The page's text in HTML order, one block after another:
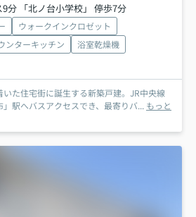
分 「北ノ台小学校」 停歩7分
ウォークインクロゼット
ンターキッチン
浴室乾燥機
た住宅街に誕生する新築戸建。JR中央線
」駅へバスアクセスでき、最寄りバ... もっと